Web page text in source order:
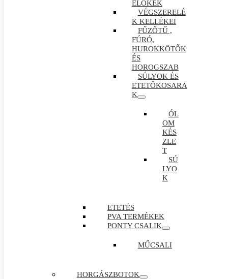
ELŐKÉK
VÉGSZERELÉ
K KELLÉKEI
FŰZŐTŰ ,
FÚRÓ,
HUROKKÖTŐK
ÉS
HOROGSZAB
SÚLYOK ÉS
ETETŐKOSARA
K
ÓL
OM
KÉS
ZLE
T
SÚ
LYO
K
ETETÉS
PVA TERMÉKEK
PONTY CSALIK
MŰCSALI
HORGÁSZBOTOK